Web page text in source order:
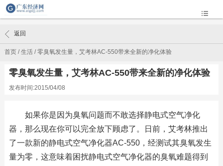
首页/生活/零臭氧发生量，艾考林AC-550带来全新的净化体验
返回
零臭氧发生量，艾考林AC-550带来全新的净化体验
发布时间:2015/04/08
如果你是因为臭氧问题而不敢选择静电式空气净化
器，那么现在你可以完全放下顾虑了。日前，艾考林推出
了一款新的静电式空气净化器AC-550，经测试其臭氧发生
量为零，这意味着困扰静电式空气净化器的臭氧难题得到